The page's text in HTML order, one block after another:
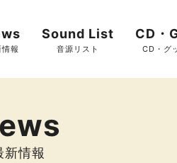
報
Sound List
音源リスト
CD・
CD・グ
新情報